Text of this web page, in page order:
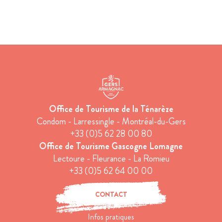
Office de Tourisme de la Ténarèze
Condom - Larressingle - Montréal-du-Gers
+33 (0)5 62 28 00 80
Office de Tourisme Gascogne Lomagne
Lectoure - Fleurance - La Romieu
+33 (0)5 62 64 00 00
CONTACT
Infos pratiques